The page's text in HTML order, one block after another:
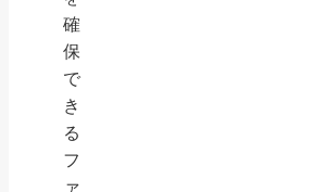
確
保
で
き
る
フ
ァ